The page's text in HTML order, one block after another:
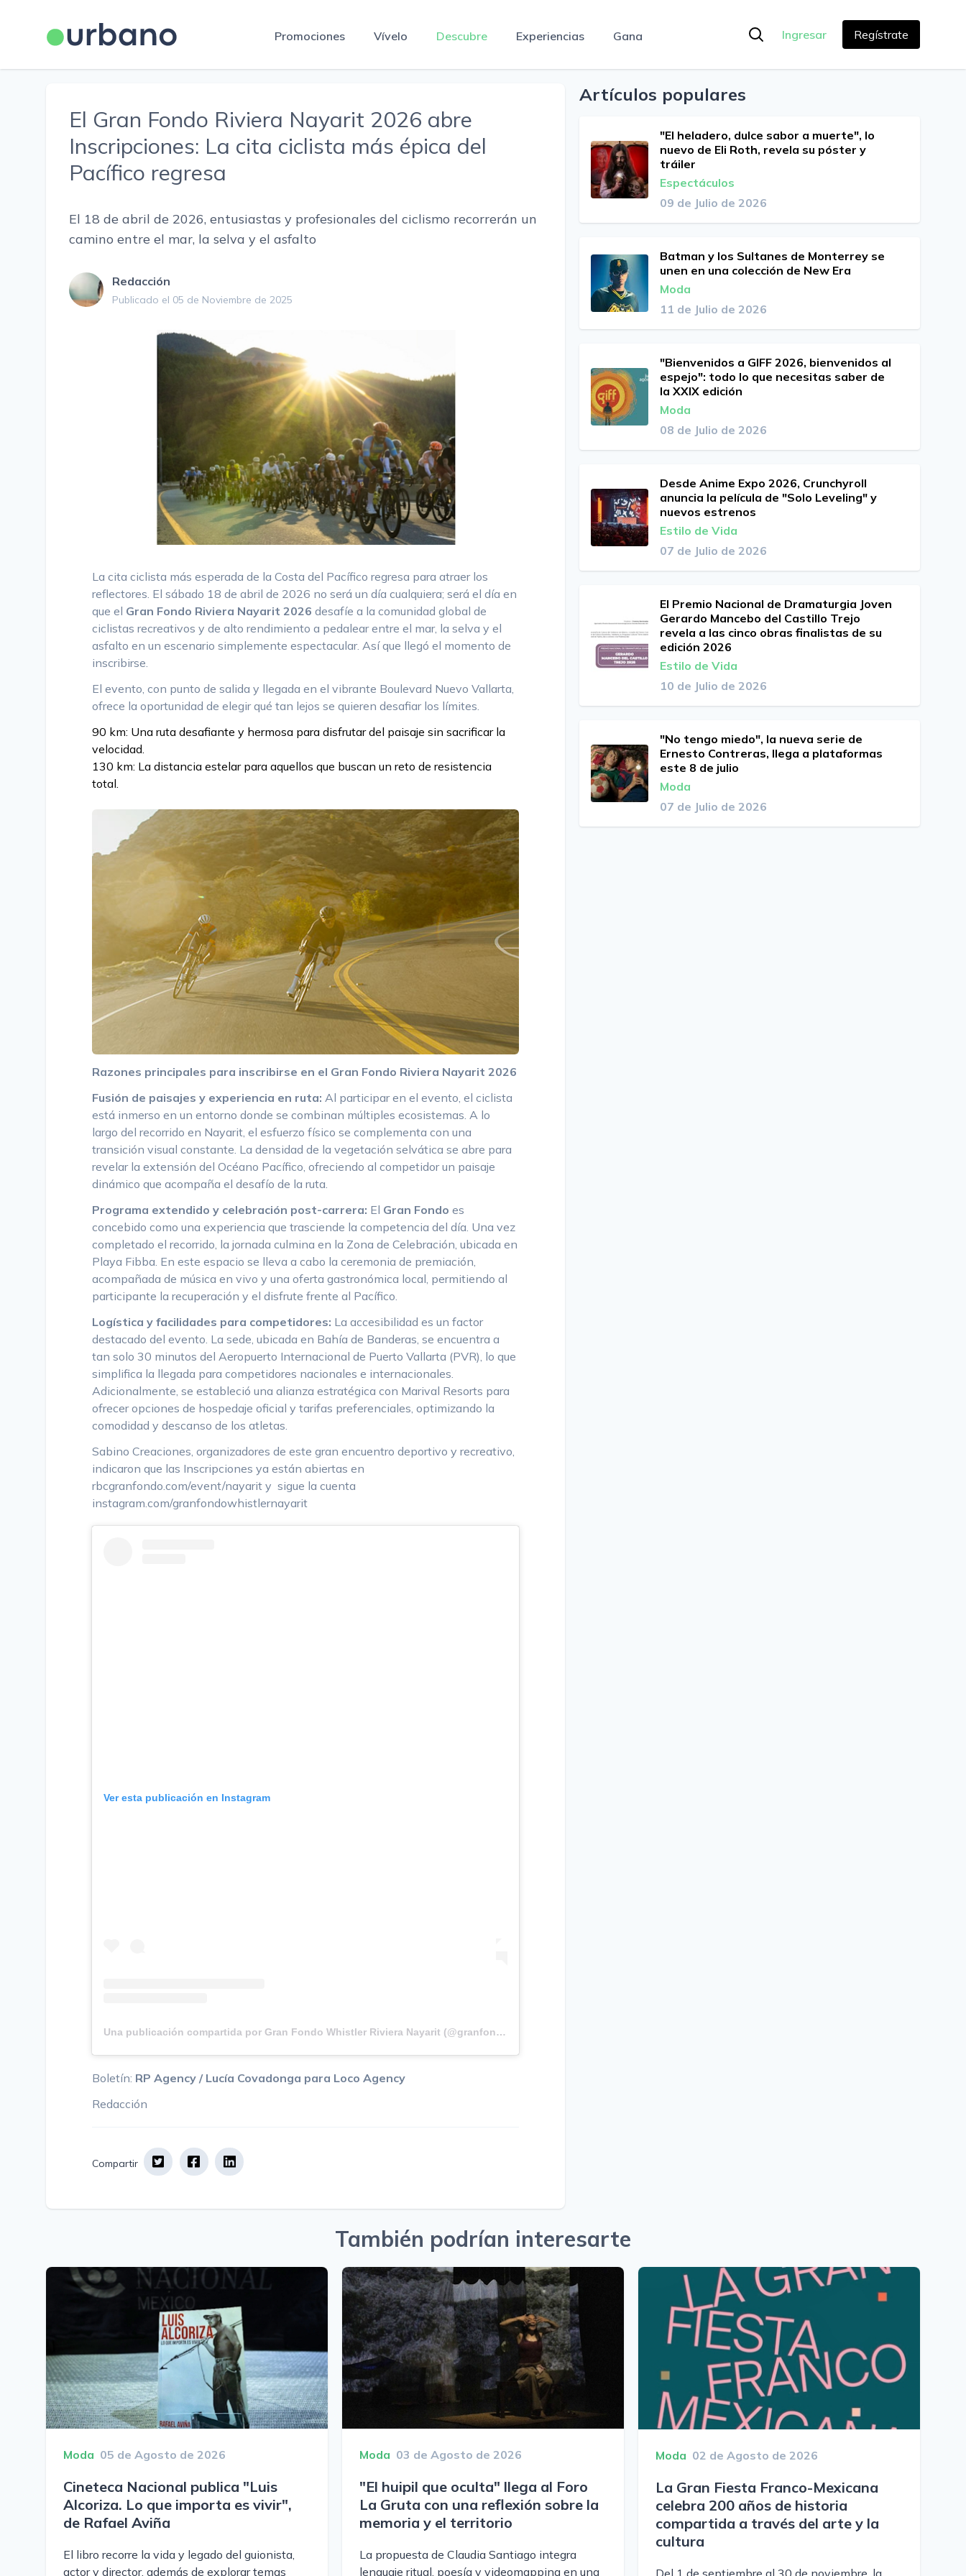
Promociones Vívelo Descubre Experiencias Gana Ingresar Regístrate
El Gran Fondo Riviera Nayarit 2026 abre
Inscripciones: La cita ciclista más épica del
Pacífico regresa
El 18 de abril de 2026, entusiastas y profesionales del ciclismo recorrerán un
camino entre el mar, la selva y el asfalto
Redacción
Publicado el 05 de Noviembre de 2025
La cita ciclista más esperada de la Costa del Pacífico regresa para atraer los
reflectores. El sábado 18 de abril de 2026 no será un día cualquiera; será el día en
que el Gran Fondo Riviera Nayarit 2026 desafíe a la comunidad global de
ciclistas recreativos y de alto rendimiento a pedalear entre el mar, la selva y el
asfalto en un escenario simplemente espectacular. Así que llegó el momento de
inscribirse.
El evento, con punto de salida y llegada en el vibrante Boulevard Nuevo Vallarta,
ofrece la oportunidad de elegir qué tan lejos se quieren desafiar los límites.
90 km: Una ruta desafiante y hermosa para disfrutar del paisaje sin sacrificar la
velocidad.
130 km: La distancia estelar para aquellos que buscan un reto de resistencia
total.
Razones principales para inscribirse en el Gran Fondo Riviera Nayarit 2026
Fusión de paisajes y experiencia en ruta: Al participar en el evento, el ciclista
está inmerso en un entorno donde se combinan múltiples ecosistemas. A lo
largo del recorrido en Nayarit, el esfuerzo físico se complementa con una
transición visual constante. La densidad de la vegetación selvática se abre para
revelar la extensión del Océano Pacífico, ofreciendo al competidor un paisaje
dinámico que acompaña el desafío de la ruta.
Programa extendido y celebración post-carrera: El Gran Fondo es
concebido como una experiencia que trasciende la competencia del día. Una vez
completado el recorrido, la jornada culmina en la Zona de Celebración, ubicada en
Playa Fibba. En este espacio se lleva a cabo la ceremonia de premiación,
acompañada de música en vivo y una oferta gastronómica local, permitiendo al
participante la recuperación y el disfrute frente al Pacífico.
Logística y facilidades para competidores: La accesibilidad es un factor
destacado del evento. La sede, ubicada en Bahía de Banderas, se encuentra a
tan solo 30 minutos del Aeropuerto Internacional de Puerto Vallarta (PVR), lo que
simplifica la llegada para competidores nacionales e internacionales.
Adicionalmente, se estableció una alianza estratégica con Marival Resorts para
ofrecer opciones de hospedaje oficial y tarifas preferenciales, optimizando la
comodidad y descanso de los atletas.
Sabino Creaciones, organizadores de este gran encuentro deportivo y recreativo,
indicaron que las Inscripciones ya están abiertas en
rbcgranfondo.com/event/nayarit y sigue la cuenta
instagram.com/granfondowhistlernayarit
Ver esta publicación en Instagram
Una publicación compartida por Gran Fondo Whistler Riviera Nayarit (@granfondowhistlernayarit)
Boletín: RP Agency / Lucía Covadonga para Loco Agency
Redacción
Compartir
Artículos populares
"El heladero, dulce sabor a muerte", lo
nuevo de Eli Roth, revela su póster y
tráiler
Espectáculos
09 de Julio de 2026
Batman y los Sultanes de Monterrey se
unen en una colección de New Era
Moda
11 de Julio de 2026
"Bienvenidos a GIFF 2026, bienvenidos al
espejo": todo lo que necesitas saber de
la XXIX edición
Moda
08 de Julio de 2026
Desde Anime Expo 2026, Crunchyroll
anuncia la película de "Solo Leveling" y
nuevos estrenos
Estilo de Vida
07 de Julio de 2026
El Premio Nacional de Dramaturgia Joven
Gerardo Mancebo del Castillo Trejo
revela a las cinco obras finalistas de su
edición 2026
Estilo de Vida
10 de Julio de 2026
"No tengo miedo", la nueva serie de
Ernesto Contreras, llega a plataformas
este 8 de julio
Moda
07 de Julio de 2026
También podrían interesarte
Moda 05 de Agosto de 2026
Cineteca Nacional publica "Luis
Alcoriza. Lo que importa es vivir",
de Rafael Aviña
El libro recorre la vida y legado del guionista,
actor y director, además de explorar temas
Moda 03 de Agosto de 2026
"El huipil que oculta" llega al Foro
La Gruta con una reflexión sobre la
memoria y el territorio
La propuesta de Claudia Santiago integra
lenguaje ritual, poesía y videomapping en una
Moda 02 de Agosto de 2026
La Gran Fiesta Franco-Mexicana
celebra 200 años de historia
compartida a través del arte y la
cultura
Del 1 de septiembre al 30 de noviembre, la